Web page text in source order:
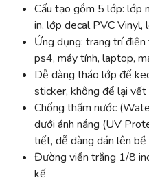
Cấu tạo gồm 5 lớp: lớp
in, lớp decal PVC
Ứng dụng: trang trí
ps4, máy tính, laptop,
Dễ dàng tháo lớp đế
sticker, không để lại
Chống thấm nước
dưới ánh nắng (UV
tiết, dễ dàng dán lên bề
Đường viền trắng 1/8
kế